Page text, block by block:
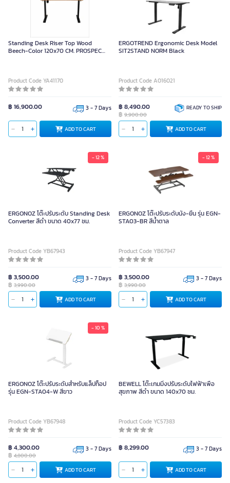
Standing Desk Riser Top Wood
Beech-Color 120x70 CM. PROSPEC
Product Code YA41170
฿ 16,900.00 3 - 7 Days
ADD TO CART
ERGOTREND Ergonomic Desk Model
SIT2STAND NORM Black
Product Code A016021
฿ 8,490.00
฿ 9,900.00
READY TO SHIP
ADD TO CART
- 12 %
ERGONOZ โต๊ะปรับระดับ Standing Desk
Converter สีดำ ขนาด 40x77 ซม.
Product Code YB67943
฿ 3,500.00
฿ 3,990.00
3 - 7 Days
ADD TO CART
- 12 %
ERGONOZ โต๊ะปรับระดับนั่ง-ยืน รุ่น EGN-
STA03-BR สีน้ำตาล
Product Code YB67947
฿ 3,500.00
฿ 3,990.00
3 - 7 Days
ADD TO CART
- 10 %
ERGONOZ โต๊ะปรับระดับสำหรับแล็ปท็อป
รุ่น EGN-STA04-W สีขาว
Product Code YB67948
฿ 4,300.00
฿ 4,800.00
3 - 7 Days
ADD TO CART
BEWELL โต๊ะเกมมิ่งปรับระดับไฟฟ้าเพื่อ
สุขภาพ สีดำ ขนาด 140x70 ซม.
Product Code YC57383
฿ 8,299.00 3 - 7 Days
ADD TO CART